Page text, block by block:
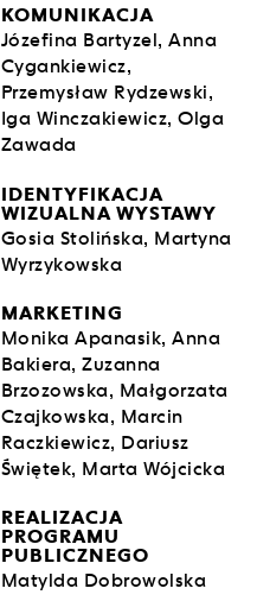
KOMUNIKACJA
Józefina Bartyzel, Anna
Cygankiewicz,
Przemysław Rydzewski,
Iga Winczakiewicz, Olga
Zawada
IDENTYFIKACJA
WIZUALNA WYSTAWY
Gosia Stolińska, Martyna
Wyrzykowska
MARKETING
Monika Apanasik, Anna
Bakiera, Zuzanna
Brzozowska, Małgorzata
Czajkowska, Marcin
Raczkiewicz, Dariusz
Świętek, Marta Wójcicka
REALIZACJA
PROGRAMU
PUBLICZNEGO
Matylda Dobrowolska